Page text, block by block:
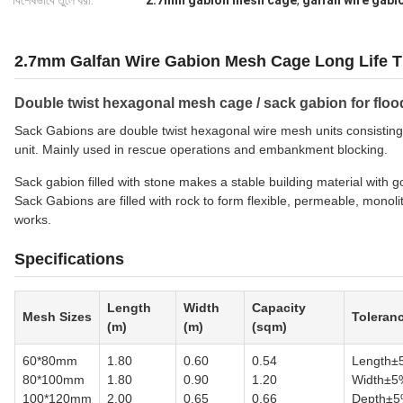
2.7mm Galfan Wire Gabion Mesh Cage Long Life
Double twist hexagonal mesh cage / sack gabion for
Sack Gabions are double twist hexagonal wire mesh units
unit. Mainly used in rescue operations and embankment blocking.
Sack gabion filled with stone makes a stable building material with
Sack Gabions are filled with rock to form flexible, permeable,
works.
Specifications
Mesh Sizes
Length
(m)
Width
(m)
Capacity
(sqm)
60*80mm
80*100mm
100*120mm
1.80
1.80
2.00
0.60
0.90
0.65
0.54
1.20
0.66